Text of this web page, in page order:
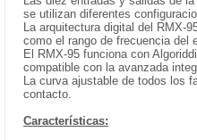
se utilizan diferentes
La arquitectura digital del RMX-
como el rango de frecuencia del
El RMX-95 funciona con
compatible con la avanzada
La curva ajustable de todos los
contacto.
Características: